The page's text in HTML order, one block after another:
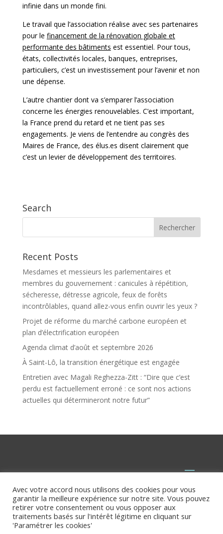
infinie dans un monde fini.
Le travail que l’association réalise avec ses partenaires
pour le financement de la rénovation globale et
performante des bâtiments est essentiel. Pour tous,
états, collectivités locales, banques, entreprises,
particuliers, c’est un investissement pour l’avenir et non
une dépense.
L’autre chantier dont va s’emparer l’association
concerne les énergies renouvelables. C’est important,
la France prend du retard et ne tient pas ses
engagements. Je viens de l’entendre au congrès des
Maires de France, des élus.es disent clairement que
c’est un levier de développement des territoires.
Search
Recent Posts
Mesdames et messieurs les parlementaires et
membres du gouvernement : canicules à répétition,
sécheresse, détresse agricole, feux de forêts
incontrôlables, quand allez-vous enfin ouvrir les yeux ?
Projet de réforme du marché carbone européen et
plan d’électrification européen
Agenda climat d’août et septembre 2026
À Saint-Lô, la transition énergétique est engagée
Entretien avec Magali Reghezza-Zitt : “Dire que c’est
perdu est factuellement erroné : ce sont nos actions
actuelles qui détermineront notre futur”
Avec votre accord nous utilisons des cookies pour vous
garantir la meilleure expérience sur notre site. Vous pouvez
retirer votre consentement ou vous opposer aux
traitements basés sur l'intérêt légitime en cliquant sur
'Paramétrer les cookies'